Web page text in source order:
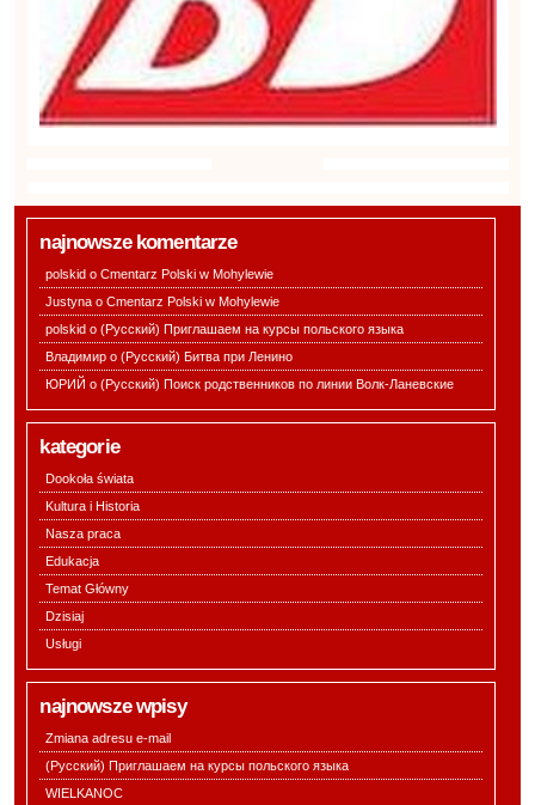
najnowsze komentarze
polskid oCmentarz Polski w Mohylewie
Justyna oCmentarz Polski w Mohylewie
polskid o(Русский) Приглашаем на курсы польского языка
Владимир o(Русский) Битва при Ленино
ЮРИЙ o(Русский) Поиск родственников по линии Волк-Ланевские
kategorie
Dookoła świata
Kultura i Historia
Nasza praca
Edukacja
Temat Główny
Dzisiaj
Usługi
najnowsze wpisy
Zmiana adresu e-mail
(Русский) Приглашаем на курсы польского языка
WIELKANOC